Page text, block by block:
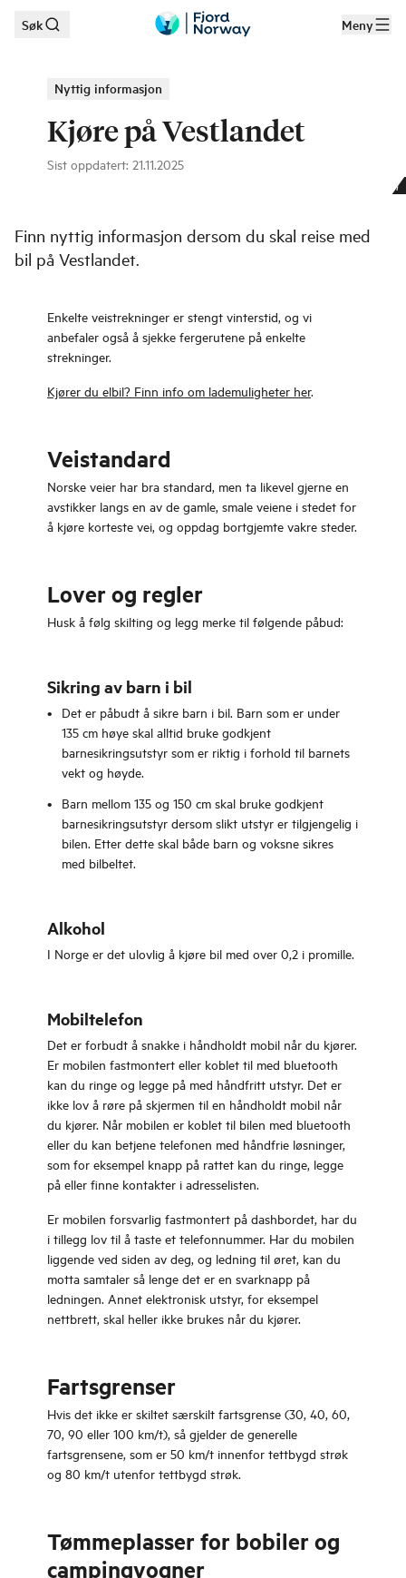
Hopp til hovedinnhold
Søk Meny
Nyttig informasjon
Kjøre på Vestlandet
Sist oppdatert: 21.11.2025
Kjetil Rolseth
Finn nyttig informasjon dersom du skal reise med
bil på Vestlandet.
Enkelte veistrekninger er stengt vinterstid, og vi
anbefaler også å sjekke fergerutene på enkelte
strekninger.
Kjører du elbil? Finn info om lademuligheter her.
Veistandard
Norske veier har bra standard, men ta likevel gjerne en
avstikker langs en av de gamle, smale veiene i stedet for
å kjøre korteste vei, og oppdag bortgjemte vakre steder.
Lover og regler
Husk å følg skilting og legg merke til følgende påbud:
Sikring av barn i bil
Det er påbudt å sikre barn i bil. Barn som er under
135 cm høye skal alltid bruke godkjent
barnesikringsutstyr som er riktig i forhold til barnets
vekt og høyde.
Barn mellom 135 og 150 cm skal bruke godkjent
barnesikringsutstyr dersom slikt utstyr er tilgjengelig i
bilen. Etter dette skal både barn og voksne sikres
med bilbeltet.
Alkohol
I Norge er det ulovlig å kjøre bil med over 0,2 i promille.
Mobiltelefon
Det er forbudt å snakke i håndholdt mobil når du kjører.
Er mobilen fastmontert eller koblet til med bluetooth
kan du ringe og legge på med håndfritt utstyr. Det er
ikke lov å røre på skjermen til en håndholdt mobil når
du kjører. Når mobilen er koblet til bilen med bluetooth
eller du kan betjene telefonen med håndfrie løsninger,
som for eksempel knapp på rattet kan du ringe, legge
på eller finne kontakter i adresselisten.
Er mobilen forsvarlig fastmontert på dashbordet, har du
i tillegg lov til å taste et telefonnummer. Har du mobilen
liggende ved siden av deg, og ledning til øret, kan du
motta samtaler så lenge det er en svarknapp på
ledningen. Annet elektronisk utstyr, for eksempel
nettbrett, skal heller ikke brukes når du kjører.
Fartsgrenser
Hvis det ikke er skiltet særskilt fartsgrense (30, 40, 60,
70, 90 eller 100 km/t), så gjelder de generelle
fartsgrensene, som er 50 km/t innenfor tettbygd strøk
og 80 km/t utenfor tettbygd strøk.
Tømmeplasser for bobiler og
campingvogner